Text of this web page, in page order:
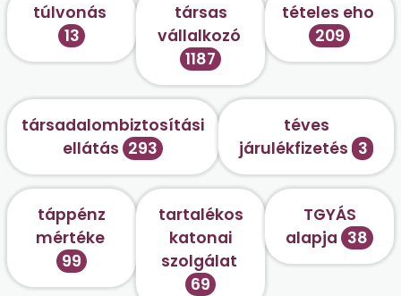
túlvonás
13
társas
vállalkozó
1187
tételes eho
209
társadalombiztosítási
ellátás 293
téves
járulékfizetés 3
táppénz
mértéke
99
tartalékos
katonai
szolgálat
69
TGYÁS
alapja 38